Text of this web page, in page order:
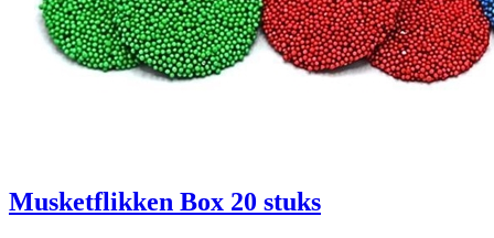
Musketflikken Box 20 stuks